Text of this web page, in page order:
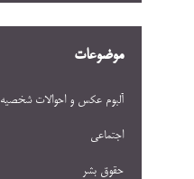
موضوعات
آلبوم عکس و احوالات شخصيه
اجتماعی
حقوق بشر